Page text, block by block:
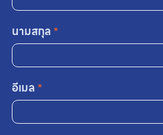
นามสกุล *
อีเมล *